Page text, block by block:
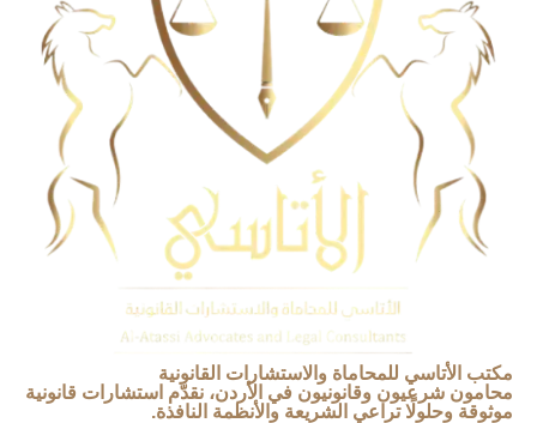
مكتب الأتاسي للمحاماة والاستشارات القانونية
محامون شرعيون وقانونيون في الأردن، نقدّم استشارات قانونية
موثوقة وحلولًا تراعي الشريعة والأنظمة النافذة.